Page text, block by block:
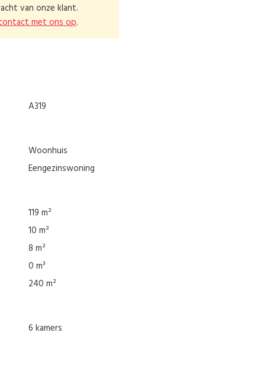
van onze klant.
met ons op.
A319
woonhuis
eengezinswoning
119 m²
10 m²
8 m²
0 m³
240 m²
6 kamers